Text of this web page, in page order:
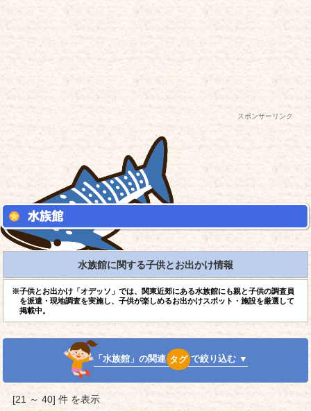
スポンサーリンク
水族館に関する子供とお出かけ情報
※子供とお出かけ「オデッソ」では、関東近郊にある水族館にも親と子供の調査員
を派遣・現地調査を実施し、子供が楽しめるお出かけスポット・施設を厳選して
掲載中。
「水族館」の関連 タグ で絞り込む ▼
[21 ～ 40] 件 を表示